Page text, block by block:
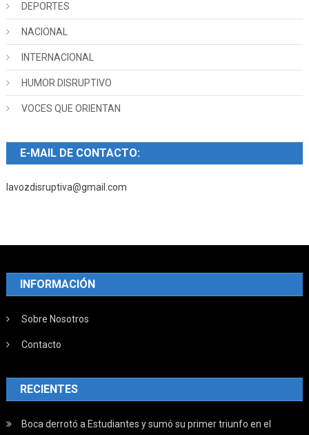
DEPORTES
NACIONAL
INTERNACIONAL
HUMOR DISRUPTIVO
VOCES QUE ORIENTAN
E-MAIL DE CONTACTO:
lavozdisruptiva@gmail.com
INFORMACIÓN
Sobre Nosotros
Contacto
RECIENTES
Boca derrotó a Estudiantes y sumó su primer triunfo en el